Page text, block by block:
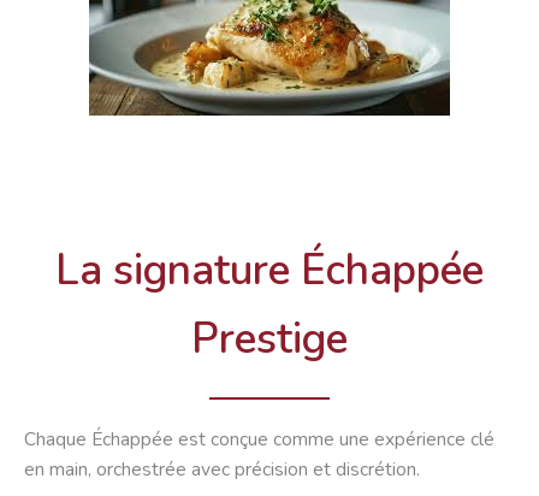
La signature Échappée
Prestige
Chaque Échappée est conçue comme une expérience clé
en main, orchestrée avec précision et discrétion.